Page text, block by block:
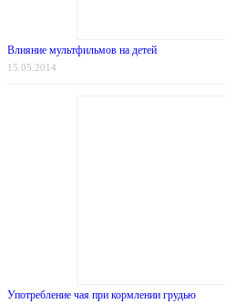
Влияние мультфильмов на детей
15.05.2014
Употребление чая при кормлении грудью